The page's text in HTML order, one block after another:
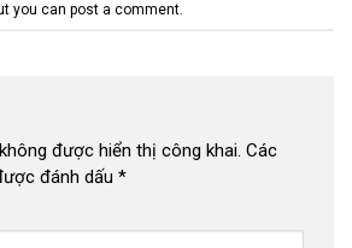
you can post a comment.
được hiển thị công khai. Các
đánh dấu *